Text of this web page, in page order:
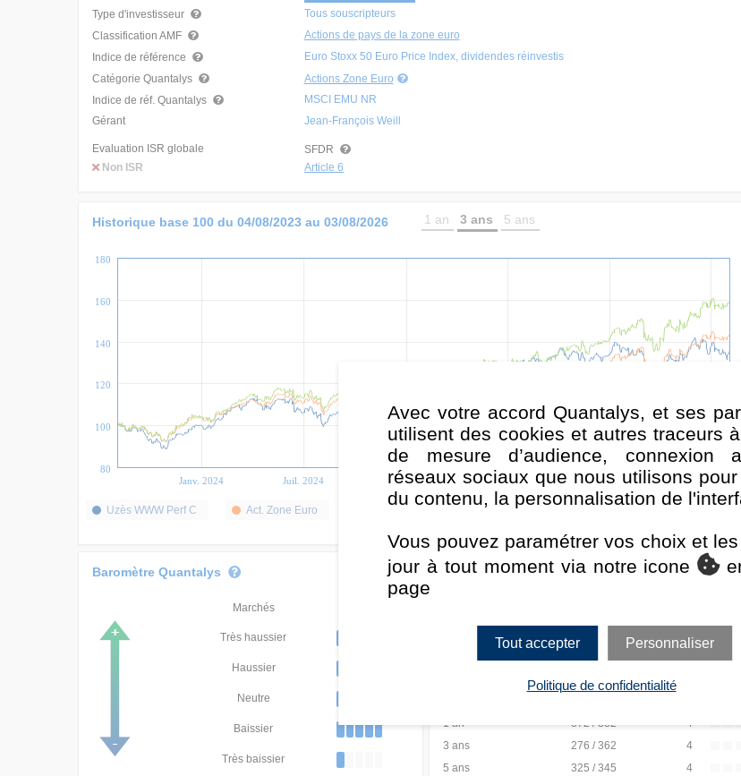
Type d'investisseur
Tous souscripteurs
Classification AMF
Actions de pays de la zone euro
Indice de référence
Euro Stoxx 50 Euro Price Index, dividendes réinvestis
Catégorie Quantalys
Actions Zone Euro
Indice de réf. Quantalys
MSCI EMU NR
Gérant
Jean-François Weill
Evaluation ISR globale
Non ISR
SFDR
Article 6
Historique base 100 du 04/08/2023 au 03/08/2026 1 an 3 ans 5 ans
Janv. 2024 Juil. 2024 Janv. 2025 Juil. 2025 Janv. 2026 Juil. 2026
80
100
120
140
160
180
Uzès WWW Perf C Act. Zone Euro
Baromètre Quantalys
Marchés
Très haussier
Haussier
Neutre
Baissier
Très baissier
Classement de la performance au 31/07/2026
395 / 397
1 an
372 / 382
4
3 ans
276 / 362
4
5 ans
325 / 345
4
Avec votre accord Quantalys, et ses
utilisent des cookies et autres traceurs
de mesure d’audience, connexion
réseaux sociaux que nous utilisons
du contenu, la personnalisation de
Vous pouvez paramétrer vos choix et
jour à tout moment via notre icone
page
Tout accepter Personnaliser
Politique de confidentialité